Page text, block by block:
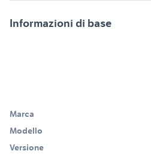
Informazioni di base
Marca
Modello
Versione